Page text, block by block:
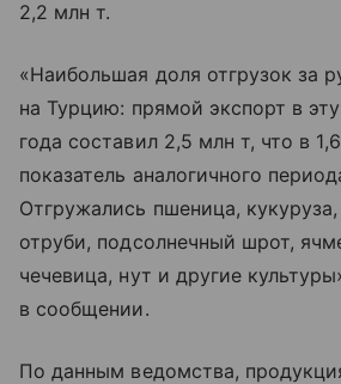
2,2 млн т.
«Наибольшая доля отгрузок за
на Турцию: прямой экспорт в
года составил 2,5 млн т, что в
показатель аналогичного
Отгружались пшеница,
отруби, подсолнечный шрот,
чечевица, нут и другие
в сообщении.
По данным ведомства,